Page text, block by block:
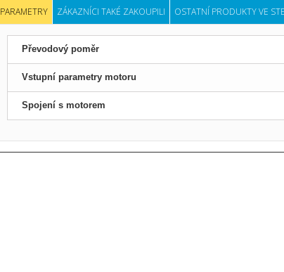
PARAMETRY ZÁKAZNÍCI TAKÉ ZAKOUPILI OSTATNÍ PRODUKTY VE
Převodový poměr
Vstupní parametry motoru
Spojení s motorem